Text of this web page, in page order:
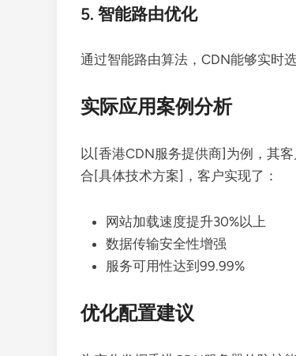
5. 智能路由优化
通过智能路由算法，CDN能够实时
实际应用案例分析
以[香港CDN服务提供商]为例，其
合[具体技术方案]，客户实现了：
网站加载速度提升30%以上
数据传输安全性增强
服务可用性达到99.99%
优化配置建议